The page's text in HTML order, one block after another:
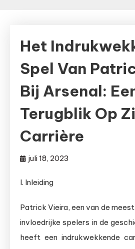
Het
Spel Van
Bij Arsenal:
Terugblik Op
Carrière
juli 18, 2023
I. Inleiding
Patrick Vieira, een van de
invloedrijke spelers in de
heeft een indrukwekkende